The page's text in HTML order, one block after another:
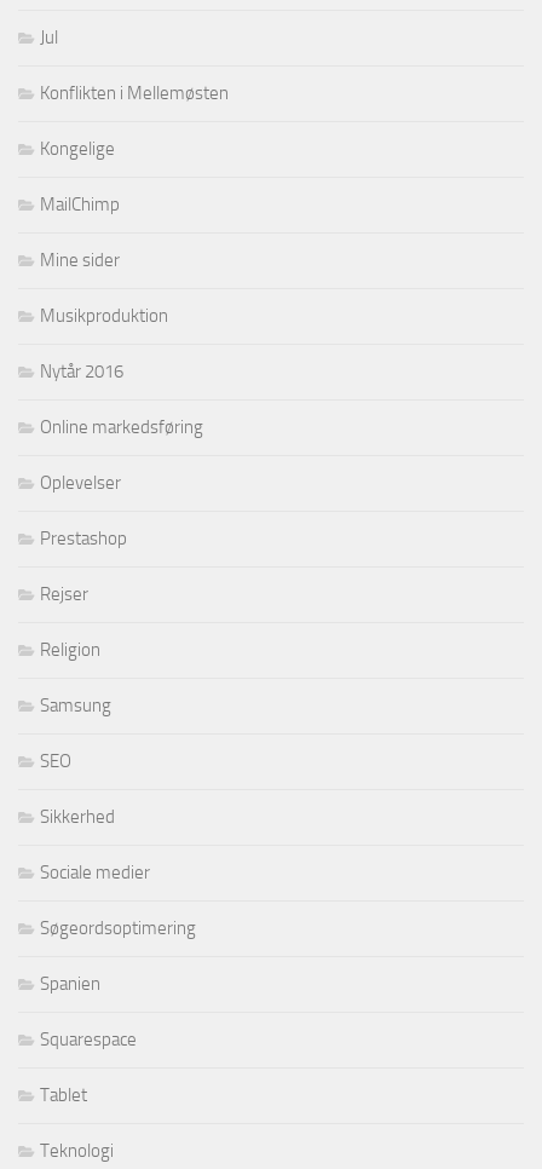
Jul
Konflikten i Mellemøsten
Kongelige
MailChimp
Mine sider
Musikproduktion
Nytår 2016
Online markedsføring
Oplevelser
Prestashop
Rejser
Religion
Samsung
SEO
Sikkerhed
Sociale medier
Søgeordsoptimering
Spanien
Squarespace
Tablet
Teknologi